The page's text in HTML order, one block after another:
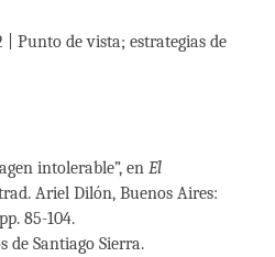
| Punto de vista; estrategias de
intolerable”, en El
Ariel Dilón, Buenos Aires:
85-104.
de Santiago Sierra.